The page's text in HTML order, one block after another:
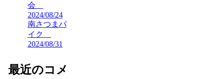
会
2024/08/24
南さつまバ
イク
2024/08/31
最近のコメ